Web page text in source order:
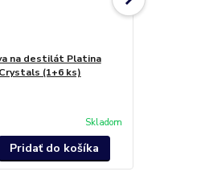
na destilát Platina
(1+6 ks)
Skladom
Pridať do košíka